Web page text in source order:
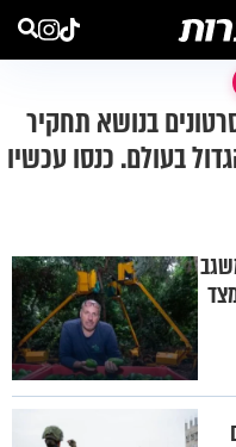
בנושא תחקיר
בעולם. כנסו עכשיו